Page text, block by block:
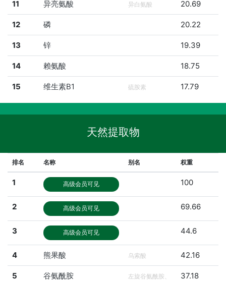
11 异亮氨酸 异白氨酸 20.69
12 磷 20.22
13 锌 19.39
14 赖氨酸 18.75
15 维生素B1 硫胺素 17.79
天然提取物
排名 名称 别名 权重
1 高级会员可见 100
2 高级会员可见 69.66
3 高级会员可见 44.6
4 熊果酸 乌索酸 42.16
5 谷氨酰胺
左旋谷氨酰胺、
37.18